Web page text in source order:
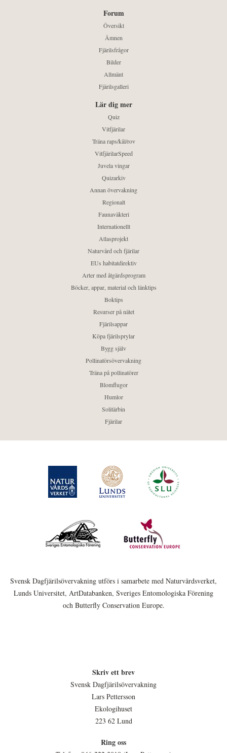
Forum
Översikt
Ämnen
Fjärilsfrågor
Bilder
Allmänt
Fjärilsgalleri
Lär dig mer
Quiz
Vitfjärilar
Träna raps/kål/rov
VitfjärilarSpeed
Juvela vingar
Quizarkiv
Annan övervakning
Regionalt
Faunaväkteri
Internationellt
Atlasprojekt
Naturvård och fjärilar
EUs habitatdirektiv
Arter med åtgärdsprogram
Böcker, appar, material och länktips
Boktips
Resurser på nätet
Fjärilsappar
Köpa fjärilsprylar
Bygg själv
Pollinatörsövervakning
Träna på pollinatörer
Blomflugor
Humlor
Solitärbin
Fjärilar
Svensk Dagfjärilsövervakning utförs i samarbete med Naturvårdsverket,
Lunds Universitet, ArtDatabanken, Sveriges Entomologiska Förening
och Butterfly Conservation Europe.
Skriv ett brev
Svensk Dagfjärilsövervakning
Lars Pettersson
Ekologihuset
223 62 Lund
Ring oss